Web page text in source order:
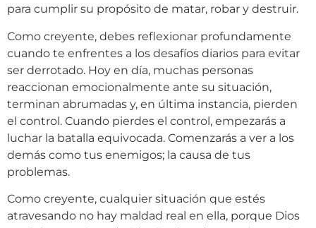
para cumplir su propósito de matar, robar y destruir.
Como creyente, debes reflexionar profundamente
cuando te enfrentes a los desafíos diarios para evitar
ser derrotado. Hoy en día, muchas personas
reaccionan emocionalmente ante su situación,
terminan abrumadas y, en última instancia, pierden
el control. Cuando pierdes el control, empezarás a
luchar la batalla equivocada. Comenzarás a ver a los
demás como tus enemigos; la causa de tus
problemas.
Como creyente, cualquier situación que estés
atravesando no hay maldad real en ella, porque Dios